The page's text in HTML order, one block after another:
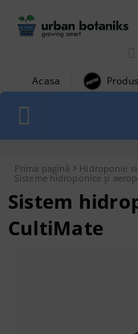
Acasa
1
Prima pagină
Hidroponie
Sisteme hidroponice și
Sistem
CultiMate